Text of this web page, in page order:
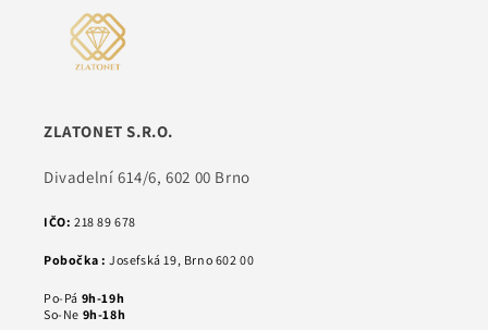
ZLATONET S.R.O.
Divadelní 614/6, 602 00 Brno
IČO: 218 89 678
Pobočka : Josefská 19, Brno 602 00
Po-Pá 9h-19h
So-Ne 9h-18h